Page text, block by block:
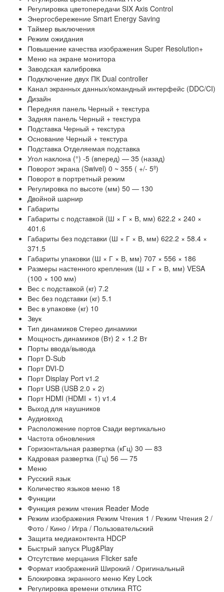
Регулировка цветопередачи SIX Axis Control
Энергосбережение Smart Energy Saving
Таймер выключения
Режим ожидания
Повышение качества изображения Super Resolution+
Меню на экране монитора
Заводская калибровка
Подключение двух ПК Dual controller
Канал экранных данных/командный интерфейс (DDC/CI)
Дизайн
Передняя панель Черный + текстура
Задняя панель Черный + текстура
Подставка Черный + текстура
Основание Черный + текстура
Подставка Отделяемая подставка
Угол наклона (°) -5 (вперед) — 35 (назад)
Поворот экрана (Swivel) 0 ~ 355 ( +/- 5º)
Поворот в портретный режим
Регулировка по высоте (мм) 50 — 130
Двойной шарнир
Габариты
Габариты с подставкой (Ш × Г × В, мм) 622.2 × 240 ×
401.6
Габариты без подставки (Ш × Г × В, мм) 622.2 × 58.4 ×
371.5
Габариты упаковки (Ш × Г × В, мм) 707 × 556 × 186
Размеры настенного крепления (Ш × Г × В, мм) VESA
(100 × 100 мм)
Вес с подставкой (кг) 7.2
Вес без подставки (кг) 5.1
Вес в упаковке (кг) 10
Звук
Тип динамиков Стерео динамики
Мощность динамиков (Вт) 2 × 1.2 Вт
Порты ввода/вывода
Порт D-Sub
Порт DVI-D
Порт Display Port v1.2
Порт USB (USB 2.0 × 2)
Порт HDMI (HDMI × 1) v1.4
Выход для наушников
Аудиовход
Расположение портов Сзади вертикально
Частота обновления
Горизонтальная развертка (кГц) 30 — 83
Кадровая развертка (Гц) 56 — 75
Меню
Русский язык
Количество языков меню 18
Функции
Функция режим чтения Reader Mode
Режим изображения Режим Чтения 1 / Режим Чтения 2 /
Фото / Кино / Игра / Пользовательский
Защита медиаконтента HDCP
Быстрый запуск Plug&Play
Отсутствие мерцания Flicker safe
Формат изображений Широкий / Оригинальный
Блокировка экранного меню Key Lock
Регулировка времени отклика RTC